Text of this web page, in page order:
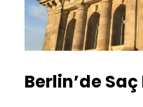
Berlin’de